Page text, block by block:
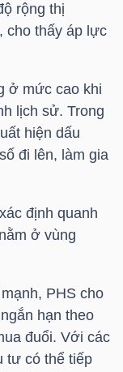
rộng thị
cho thấy áp lực
ở mức cao khi
lịch sử. Trong
hiện dấu
đi lên, làm gia
định quanh
ở vùng
PHS cho
hạn theo
đuổi. Với các
tư có thể tiếp